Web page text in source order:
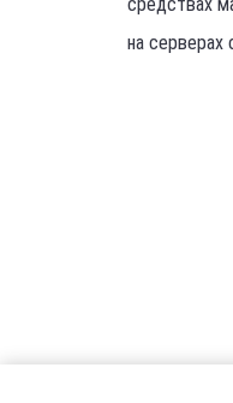
на серверах